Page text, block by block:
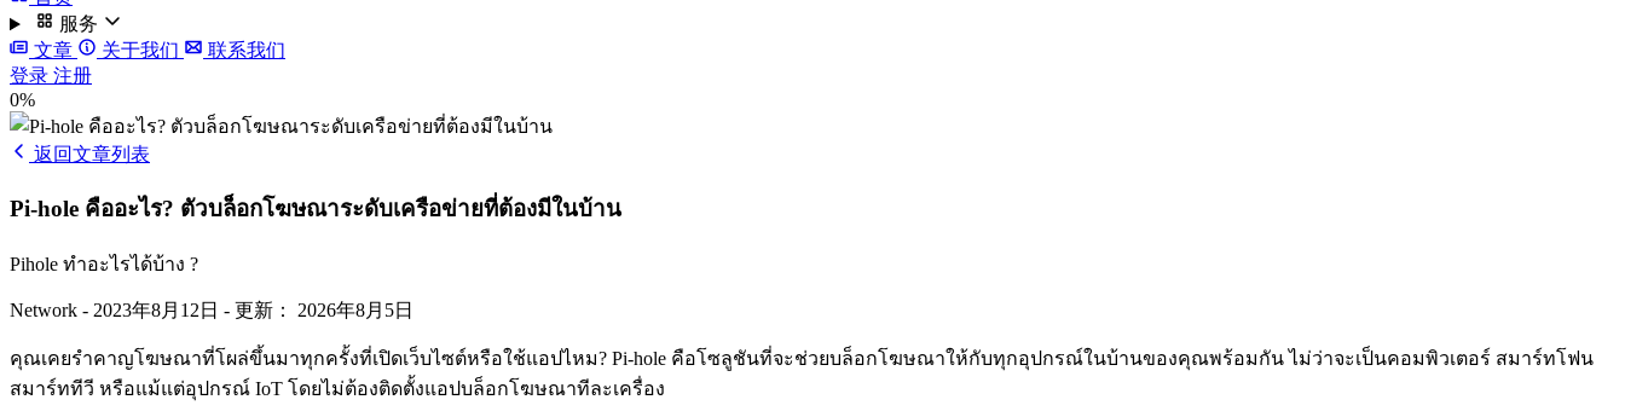
服务
文章
关于我们
联系我们
登录 注册
0%
返回文章列表
Pi-hole คืออะไร? ตัวบล็อกโฆษณาระดับเครือข่ายที่ต้องมีในบ้าน
Pihole ทำอะไรได้บ้าง ?
Network - 2023年8月12日 - 更新： 2026年8月5日
คุณเคยรำคาญโฆษณาที่โผล่ขึ้นมาทุกครั้งที่เปิดเว็บไซต์หรือใช้แอปไหม? Pi-hole คือโซลูชันที่จะช่วยบล็อกโฆษณาให้กับทุกอุปกรณ์ในบ้านของคุณพร้อมกัน ไม่ว่าจะเป็นคอมพิวเตอร์ สมาร์ทโฟน
สมาร์ททีวี หรือแม้แต่อุปกรณ์ IoT โดยไม่ต้องติดตั้งแอปบล็อกโฆษณาทีละเครื่อง